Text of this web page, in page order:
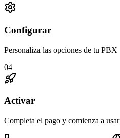
Configurar
Personaliza las opciones de tu PBX
04
Activar
Completa el pago y comienza a usar